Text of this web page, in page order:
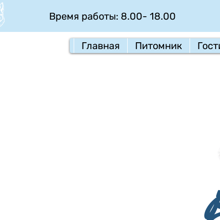
Время работы: 8.00- 18.00
Главная Питомник